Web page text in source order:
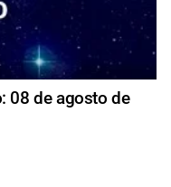
08 de agosto de